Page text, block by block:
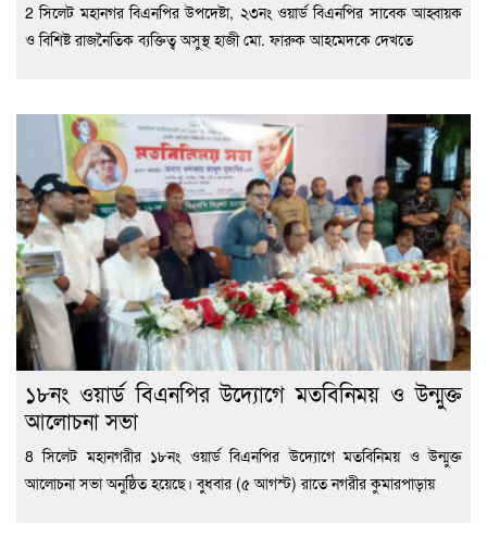
2 সিলেট মহানগর বিএনপির উপদেষ্টা, ২৩নং ওয়ার্ড বিএনপির সাবেক আহ্বায়ক
ও বিশিষ্ট রাজনৈতিক ব্যক্তিত্ব অসুস্থ হাজী মো. ফারুক আহমেদকে দেখতে
১৮নং ওয়ার্ড বিএনপির উদ্যোগে মতবিনিময় ও উন্মুক্ত
আলোচনা সভা
8 সিলেট মহানগরীর ১৮নং ওয়ার্ড বিএনপির উদ্যোগে মতবিনিময় ও উন্মুক্ত
আলোচনা সভা অনুষ্ঠিত হয়েছে। বুধবার (৫ আগস্ট) রাতে নগরীর কুমারপাড়ায়